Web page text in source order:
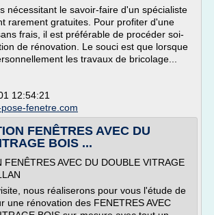
nécessitant le savoir-faire d'un spécialiste
rarement gratuites. Pour profiter d'une
frais, il est préférable de procéder soi-
de rénovation. Le souci est que lorsque
les travaux de bricolage...
12:54:21
fenetre.com
FENÊTRES AVEC DU
BOIS ...
FENÊTRES AVEC DU DOUBLE VITRAGE
nous réaliserons pour vous l'étude de
une rénovation des FENETRES AVEC